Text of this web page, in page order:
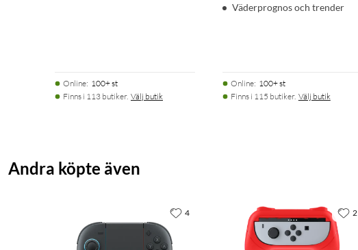
Online: 100+ st
Finns i 113 butiker. Välj butik
Väderprognos och trender
Online: 100+ st
Finns i 115 butiker. Välj butik
Andra köpte även
4 2